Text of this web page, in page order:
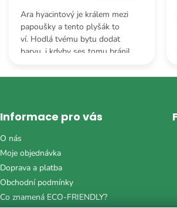
Ara hyacintový je králem mezi
papoušky a tento plyšák to
ví. Hodlá tvému bytu dodat
barvu, i kdyby ses tomu bránil.
vyžaduje tvůj obdiv.
Informace pro vás
O nás
Moje objednávka
Doprava a platba
Obchodní podmínky
Co znamená ECO-FRIENDLY?